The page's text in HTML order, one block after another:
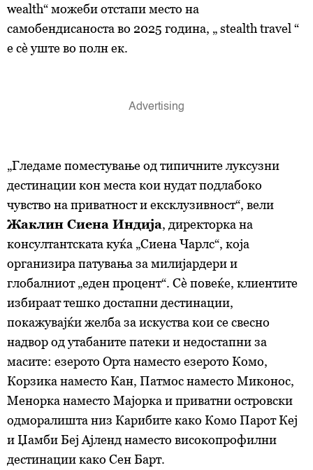
wealth“ можеби отстапи место на
самобендисаноста во 2025 година, „ stealth travel “
е сè уште во полн ек.
„Гледаме поместување од типичните луксузни
дестинации кон места кои нудат подлабоко
чувство на приватност и ексклузивност“, вели
Жаклин Сиена Индија, директорка на
консултантската куќа „Сиена Чарлс“, која
организира патувања за милијардери и
глобалниот „еден процент“. Сè повеќе, клиентите
избираат тешко достапни дестинации,
покажувајќи желба за искуства кои се свесно
надвор од утабаните патеки и недостапни за
масите: езерото Орта наместо езерото Комо,
Корзика наместо Кан, Патмос наместо Миконос,
Менорка наместо Мајорка и приватни островски
одморалишта низ Карибите како Комо Парот Кеј
и Џамби Беј Ајленд наместо високопрофилни
дестинации како Сен Барт.